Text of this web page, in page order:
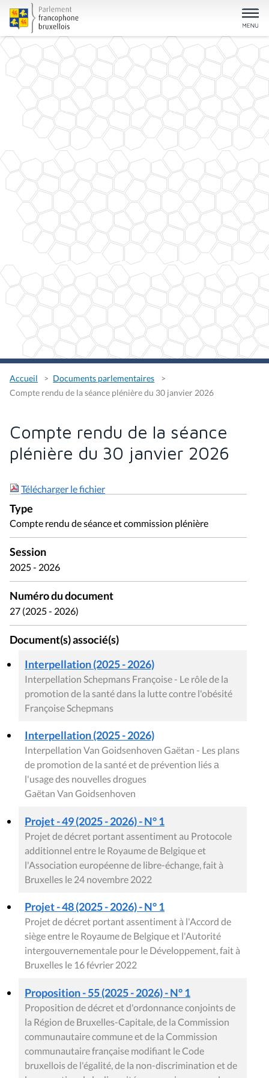
Accueil
Documents parlementaires
Compte rendu de la séance plénière du 30 janvier 2026
Compte rendu de la séance
plénière du 30 janvier 2026
Télécharger le fichier
Type
Compte rendu de séance et commission plénière
Session
2025 - 2026
Numéro du document
27 (2025 - 2026)
Document(s) associé(s)
Interpellation (2025 - 2026)
Interpellation Schepmans Françoise - Le rôle de la
promotion de la santé dans la lutte contre l'obésité
Françoise Schepmans
Interpellation (2025 - 2026)
Interpellation Van Goidsenhoven Gaëtan - Les plans
de promotion de la santé et de prévention liés а
l'usage des nouvelles drogues
Gaëtan Van Goidsenhoven
Projet - 49 (2025 - 2026) - N° 1
Projet de décret portant assentiment au Protocole
additionnel entre le Royaume de Belgique et
l'Association européenne de libre-échange, fait à
Bruxelles le 24 novembre 2022
Projet - 48 (2025 - 2026) - N° 1
Projet de décret portant assentiment à l'Accord de
siège entre le Royaume de Belgique et l'Autorité
intergouvernementale pour le Développement, fait à
Bruxelles le 16 février 2022
Proposition - 55 (2025 - 2026) - N° 1
Proposition de décret et d'ordonnance conjoints de
la Région de Bruxelles-Capitale, de la Commission
communautaire commune et de la Commission
communautaire française modifiant le Code
bruxellois de l'égalité, de la non-discrimination et de